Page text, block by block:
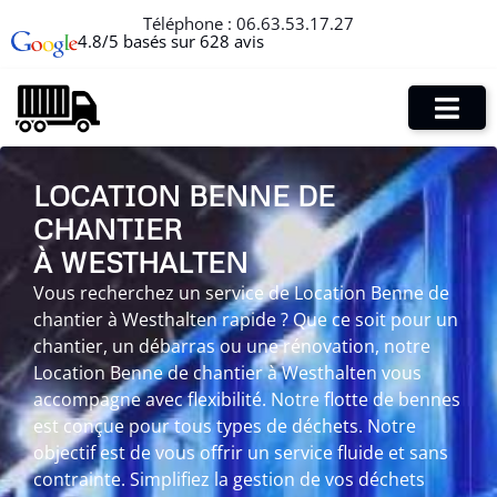
Téléphone : 06.63.53.17.27
4.8/5 basés sur 628 avis
LOCATION BENNE DE
CHANTIER
À WESTHALTEN
Vous recherchez un service de Location Benne de
chantier à Westhalten rapide ? Que ce soit pour un
chantier, un débarras ou une rénovation, notre
Location Benne de chantier à Westhalten vous
accompagne avec flexibilité. Notre flotte de bennes
est conçue pour tous types de déchets. Notre
objectif est de vous offrir un service fluide et sans
contrainte. Simplifiez la gestion de vos déchets